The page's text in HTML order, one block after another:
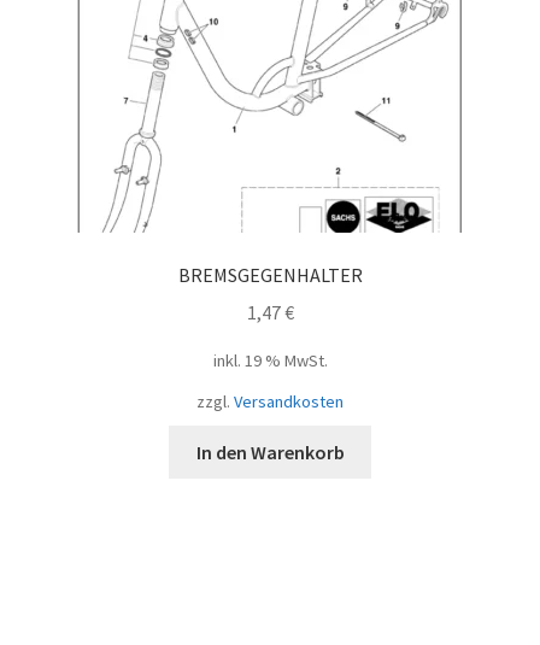
BREMSGEGENHALTER
1,47€
inkl. 19 % MwSt.
zzgl. Versandkosten
In den Warenkorb